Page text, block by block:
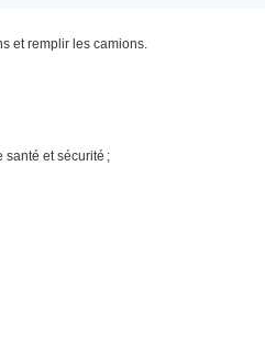
et remplir les camions.
et sécurité ;